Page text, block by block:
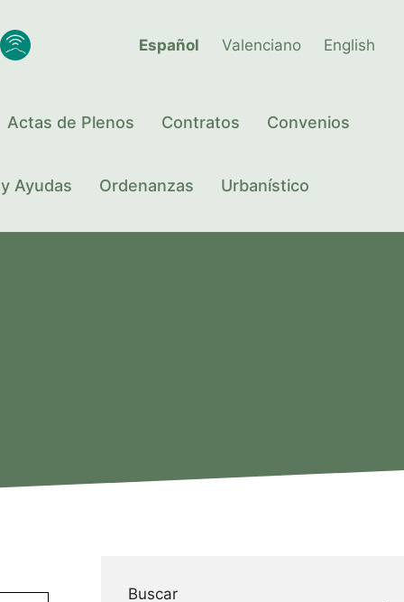
Español Valenciano English
Actas de Plenos Contratos Convenios
Ayudas Ordenanzas Urbanístico
Buscar